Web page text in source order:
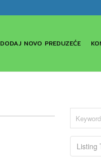
DODAJ NOVO PREDUZEĆE
Listing